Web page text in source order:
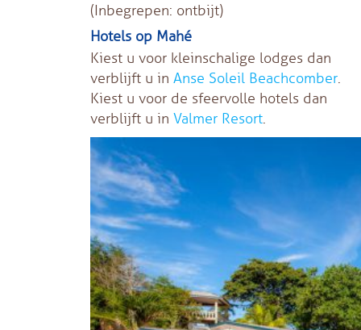
(Inbegrepen: ontbijt)
Hotels op Mahé
Kiest u voor kleinschalige lodges dan
verblijft u in Anse Soleil Beachcomber.
Kiest u voor de sfeervolle hotels dan
verblijft u in Valmer Resort.